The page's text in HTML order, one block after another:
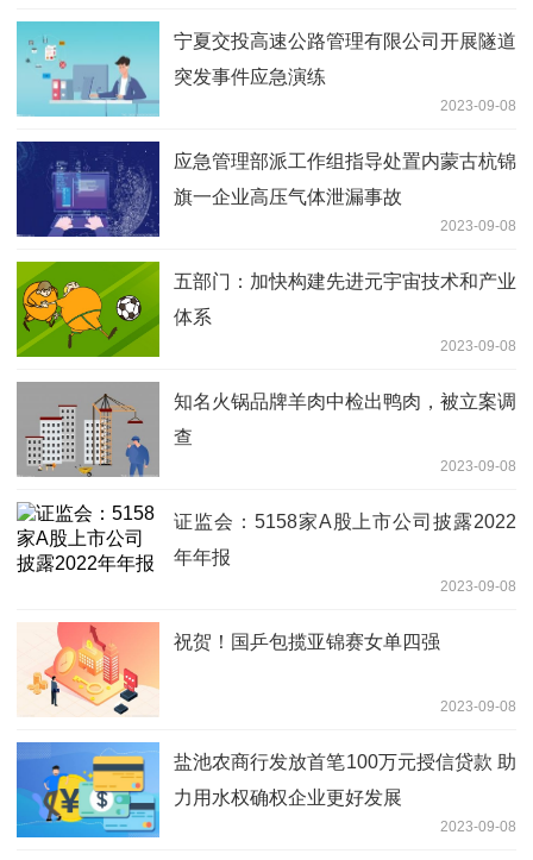
宁夏交投高速公路管理有限公司开展隧道
突发事件应急演练
2023-09-08
应急管理部派工作组指导处置内蒙古杭锦
旗一企业高压气体泄漏事故
2023-09-08
五部门：加快构建先进元宇宙技术和产业
体系
2023-09-08
知名火锅品牌羊肉中检出鸭肉，被立案调
查
2023-09-08
证监会：5158家A股上市公司披露2022
年年报
2023-09-08
祝贺！国乒包揽亚锦赛女单四强
2023-09-08
盐池农商行发放首笔100万元授信贷款 助
力用水权确权企业更好发展
2023-09-08